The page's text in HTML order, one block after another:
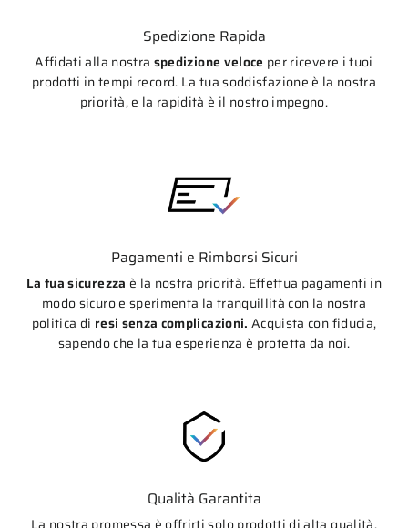
Spedizione Rapida
Affidati alla nostra spedizione veloce per ricevere i tuoi
prodotti in tempi record. La tua soddisfazione è la nostra
priorità, e la rapidità è il nostro impegno.
Pagamenti e Rimborsi Sicuri
La tua sicurezza è la nostra priorità. Effettua pagamenti in
modo sicuro e sperimenta la tranquillità con la nostra
politica di resi senza complicazioni. Acquista con fiducia,
sapendo che la tua esperienza è protetta da noi.
Qualità Garantita